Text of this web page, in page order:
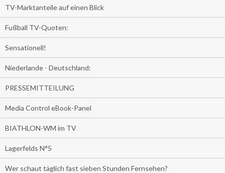
TV-Marktanteile auf einen Blick
Fußball TV-Quoten:
Sensationell!
Niederlande - Deutschland:
PRESSEMITTEILUNG
Media Control eBook-Panel
BIATHLON-WM im TV
Lagerfelds N°5
Wer schaut täglich fast sieben Stunden Fernsehen?